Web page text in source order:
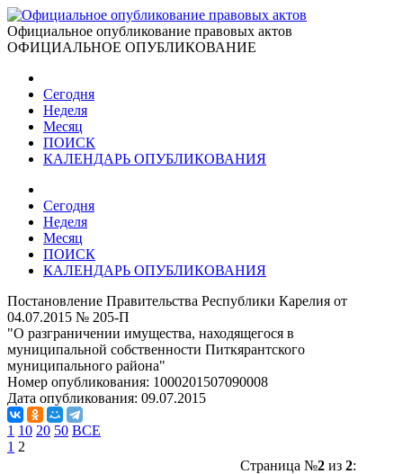
Официальное опубликование правовых актов
ОФИЦИАЛЬНОЕ ОПУБЛИКОВАНИЕ
Сегодня
Неделя
Месяц
ПОИСК
КАЛЕНДАРЬ ОПУБЛИКОВАНИЯ
Сегодня
Неделя
Месяц
ПОИСК
КАЛЕНДАРЬ ОПУБЛИКОВАНИЯ
Постановление Правительства Республики Карелия от
04.07.2015 № 205-П
"О разграничении имущества, находящегося в
муниципальной собственности Питкярантского
муниципального района"
Номер опубликования: 1000201507090008
Дата опубликования: 09.07.2015
1 10 20 50 ВСЕ
1 2
Страница №2из 2: